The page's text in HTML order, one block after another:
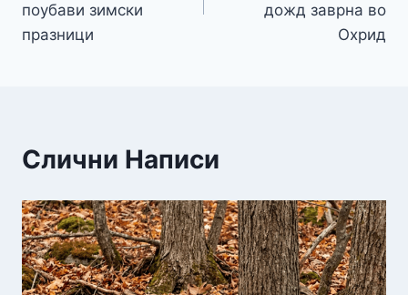
поубави зимски
празници
дожд заврна во
Охрид
Слични Написи